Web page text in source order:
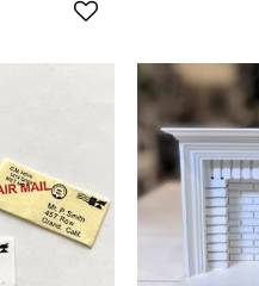
Add to favorites